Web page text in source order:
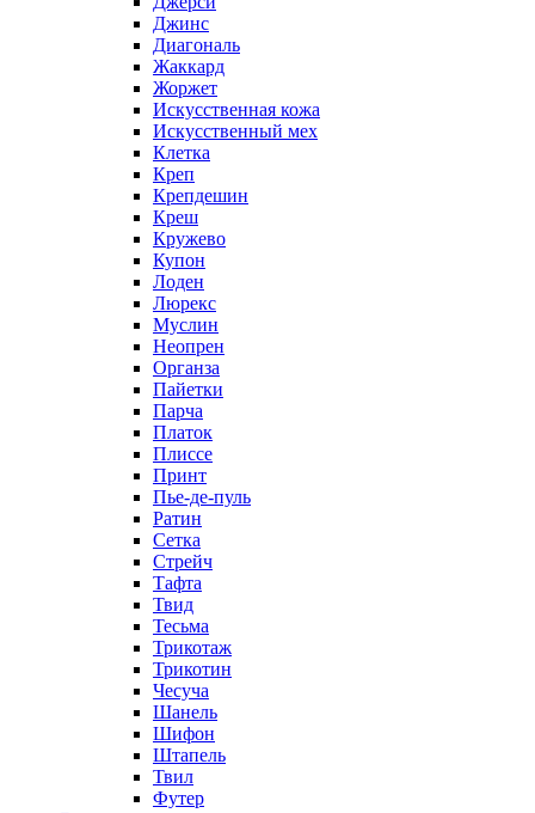
Джинс
Диагональ
Жаккард
Жоржет
Искусственная кожа
Искусственный мех
Клетка
Креп
Крепдешин
Креш
Кружево
Купон
Лоден
Люрекс
Муслин
Неопрен
Органза
Пайетки
Парча
Платок
Плиссе
Принт
Пье-де-пуль
Ратин
Сетка
Стрейч
Тафта
Твид
Тесьма
Трикотаж
Трикотин
Чесуча
Шанель
Шифон
Штапель
Твил
Футер